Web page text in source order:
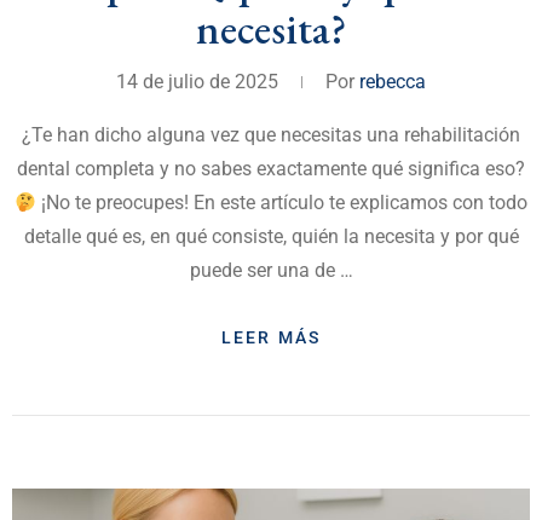
necesita?
14 de julio de 2025 Por rebecca
¿Te han dicho alguna vez que necesitas una rehabilitación
dental completa y no sabes exactamente qué significa eso?
¡No te preocupes! En este artículo te explicamos con todo
detalle qué es, en qué consiste, quién la necesita y por qué
puede ser una de …
LEER MÁS